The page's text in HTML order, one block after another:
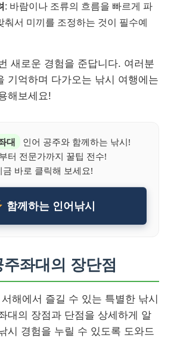
: 바람이나 조류의 흐름을 빠르게 파
춰서 미끼를 조정하는 것이 필수예
새로운 경험을 준답니다. 여러분
기억하며 다가오는 낚시 여행에는
해보세요!
대
인어 공주와 함께하는 낚시!
터 전문가까지 꿀팁 전수!
금 바로 클릭해 보세요!
함께하는 인어낚시
주좌대의 장단점
해에서 즐길 수 있는 특별한 낚시
대의 장점과 단점을 상세하게 알
시 경험을 누릴 수 있도록 도와드